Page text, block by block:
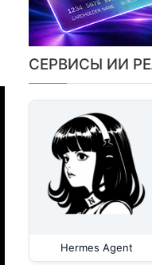
СЕРВИСЫ ИИ
Hermes Agent